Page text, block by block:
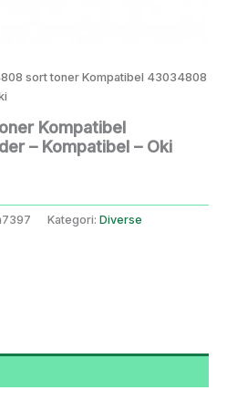
sort toner Kompatibel 43034808
Kompatibel
– Kompatibel – Oki
Kategori: Diverse